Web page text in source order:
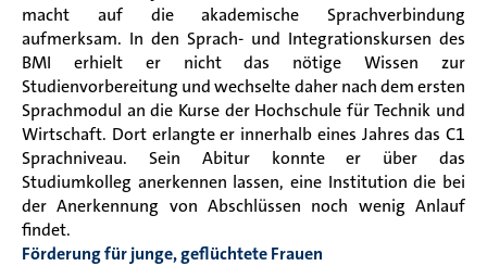
macht auf die akademische Sprachverbindung
aufmerksam. In den Sprach- und Integrationskursen des
BMI erhielt er nicht das nötige Wissen zur
Studienvorbereitung und wechselte daher nach dem ersten
Sprachmodul an die Kurse der Hochschule für Technik und
Wirtschaft. Dort erlangte er innerhalb eines Jahres das C1
Sprachniveau. Sein Abitur konnte er über das
Studiumkolleg anerkennen lassen, eine Institution die bei
der Anerkennung von Abschlüssen noch wenig Anlauf
findet.
Förderung für junge, geflüchtete Frauen